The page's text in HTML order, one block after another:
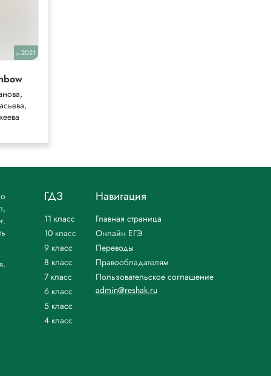
уч.2021
ГДЗ
11 класс
10 класс
9 класс
8 класс
7 класс
6 класс
5 класс
4 класс
Навигация
Главная страница
Онлайн ЕГЭ
Переводы
Правообладателям
Пользовательское соглашение
admin@reshak.ru